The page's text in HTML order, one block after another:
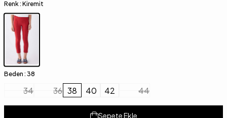
Renk : Kiremit
Beden : 38
34 36 38 40 42 44
Sepete Ekle